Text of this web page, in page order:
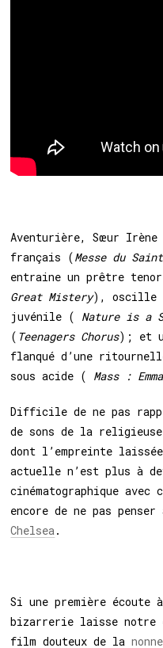
Aventurière, Sœur Irène
français (Messe du
entraine un prêtre
Great Mistery), oscille
juvénile ( Nature is a
( Teenagers Chorus); et
flanqué d’une
sous acide ( Mass :
Difficile de ne pas
de sons de la
dont l’empreinte
actuelle n’est plus à
cinématographique
encore de ne pas
Chelsea .
Si une première écoute
bizarrerie laisse notre
film douteux de la